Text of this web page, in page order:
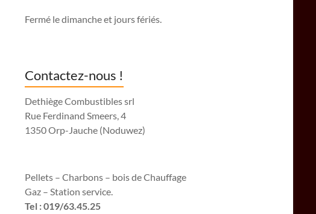
Fermé le dimanche et jours fériés.
Contactez-nous !
Dethiège Combustibles srl
Rue Ferdinand Smeers, 4
1350 Orp-Jauche (Noduwez)
Pellets – Charbons – bois de Chauffage
Gaz – Station service.
Tel : 019/63.45.25